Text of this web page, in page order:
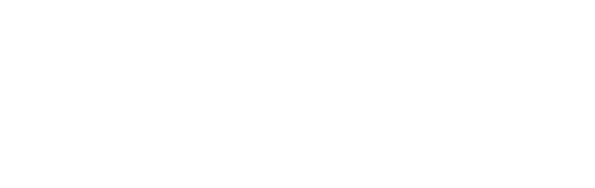
du thé bio
qui hésitent encore, sachez que le thé bio est beaucoup moins addictif que
à la préservation de l'environnement.